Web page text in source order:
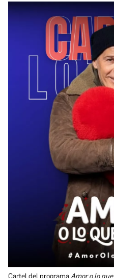
Cartel del programa Amor o lo